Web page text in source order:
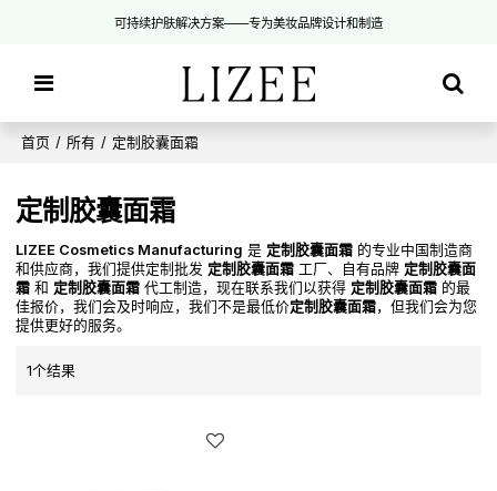
可持续护肤解决方案——专为美妆品牌设计和制造
首页 / 所有 / 定制胶囊面霜
定制胶囊面霜
LIZEE Cosmetics Manufacturing 是 定制胶囊面霜 的专业中国制造商
和供应商，我们提供定制批发 定制胶囊面霜 工厂、自有品牌 定制胶囊面
霜 和 定制胶囊面霜 代工制造，现在联系我们以获得 定制胶囊面霜 的最
佳报价，我们会及时响应，我们不是最低价定制胶囊面霜，但我们会为您
提供更好的服务。
1个结果